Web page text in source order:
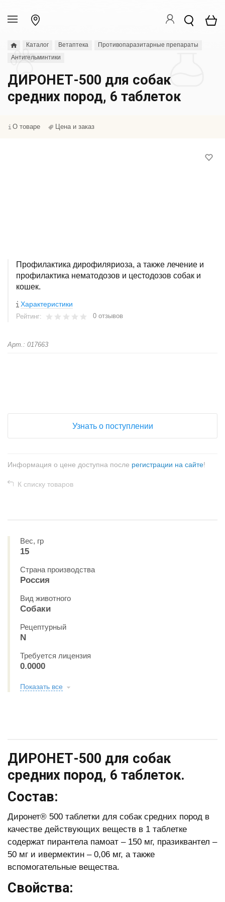
Каталог Ветаптека
Противопаразитарные препараты
Антигельминтики
ДИРОНЕТ-500 для собак
средних пород, 6 таблеток
О товаре Цена и заказ
Профилактика дирофиляриоза, а также лечение и
профилактика нематодозов и цестодозов собак и
кошек.
Характеристики
Рейтинг: 0 отзывов
Арт.: 017663
Узнать о поступлении
Информация о цене доступна после регистрации на сайте!
К списку товаров
Вес, гр
15
Страна производства
Россия
Вид животного
Собаки
Рецептурный
N
Требуется лицензия
0.0000
Показать все
ДИРОНЕТ-500 для собак
средних пород, 6 таблеток.
Состав:
Диронет® 500 таблетки для собак средних пород в
качестве действующих веществ в 1 таблетке
содержат пирантела памоат – 150 мг, празиквантел –
50 мг и ивермектин – 0,06 мг, а также
вспомогательные вещества.
Свойства: